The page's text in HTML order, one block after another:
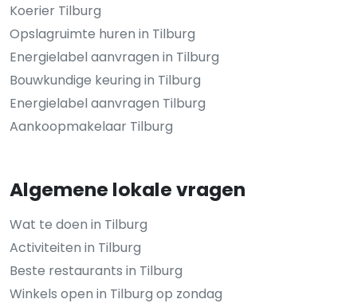
Koerier Tilburg
Opslagruimte huren in Tilburg
Energielabel aanvragen in Tilburg
Bouwkundige keuring in Tilburg
Energielabel aanvragen Tilburg
Aankoopmakelaar Tilburg
Algemene lokale vragen
Wat te doen in Tilburg
Activiteiten in Tilburg
Beste restaurants in Tilburg
Winkels open in Tilburg op zondag